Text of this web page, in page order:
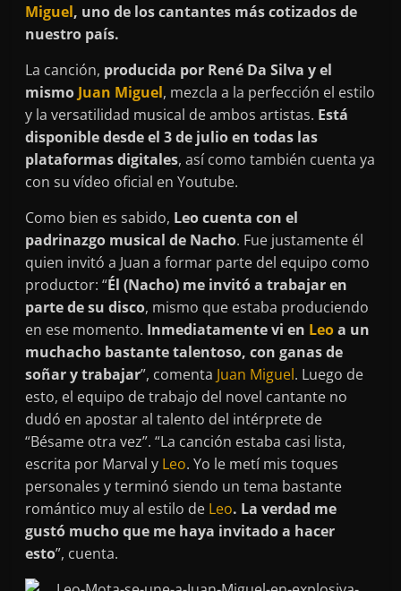
Miguel, uno de los cantantes más cotizados de
nuestro país.
La canción, producida por René Da Silva y el
mismo Juan Miguel, mezcla a la perfección el estilo
y la versatilidad musical de ambos artistas. Está
disponible desde el 3 de julio en todas las
plataformas digitales, así como también cuenta ya
con su vídeo oficial en Youtube.
Como bien es sabido, Leo cuenta con el
padrinazgo musical de Nacho. Fue justamente él
quien invitó a Juan a formar parte del equipo como
productor: “Él (Nacho) me invitó a trabajar en
parte de su disco, mismo que estaba produciendo
en ese momento. Inmediatamente vi en Leoa un
muchacho bastante talentoso, con ganas de
soñar y trabajar”, comenta Juan Miguel. Luego de
esto, el equipo de trabajo del novel cantante no
dudó en apostar al talento del intérprete de
“Bésame otra vez”. “La canción estaba casi lista,
escrita por Marval y Leo. Yo le metí mis toques
personales y terminó siendo un tema bastante
romántico muy al estilo de Leo. La verdad me
gustó mucho que me haya invitado a hacer
esto”, cuenta.